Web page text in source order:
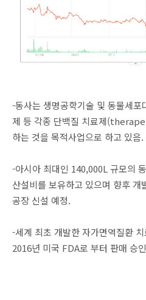
-동사는 생명공학기술 및 동물세
제 등 각종 단백질 치료제
하는 것을 목적사업으로 하고 있음.
-아시아 최대인 140,000L 규모의
산설비를 보유하고 있으며 향후
공장 신설 예정.
-세계 최초 개발한 자가면역질환
2016년 미국 FDA로 부터 판매 승